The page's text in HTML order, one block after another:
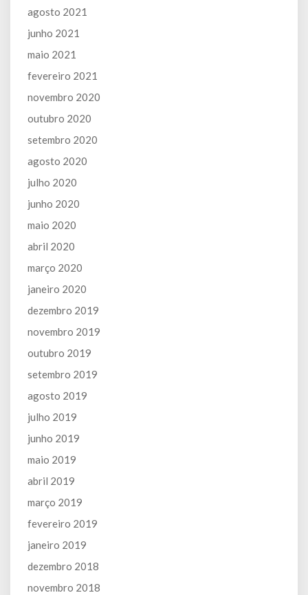
agosto 2021
junho 2021
maio 2021
fevereiro 2021
novembro 2020
outubro 2020
setembro 2020
agosto 2020
julho 2020
junho 2020
maio 2020
abril 2020
março 2020
janeiro 2020
dezembro 2019
novembro 2019
outubro 2019
setembro 2019
agosto 2019
julho 2019
junho 2019
maio 2019
abril 2019
março 2019
fevereiro 2019
janeiro 2019
dezembro 2018
novembro 2018